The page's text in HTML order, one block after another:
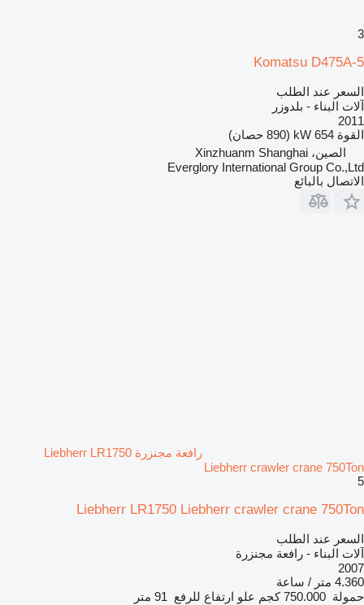
3
Komatsu D475A-5
السعر عند الطلب
آلات البناء - بلدوزر
2011
القوة 654 kW (890 حصان)
الصين، Xinzhuanm Shanghai
Everglory International Group Co.,Ltd
الاتصال بالبائع
رافعة مجنزرة Liebherr LR1750
Liebherr crawler crane 750Ton
5
Liebherr LR1750 Liebherr crawler crane 750Ton
السعر عند الطلب
آلات البناء - رافعة مجنزرة
2007
4.360 متر / ساعة
حمولة 750.000 كجم علو ارتفاع للرفع 91 متر